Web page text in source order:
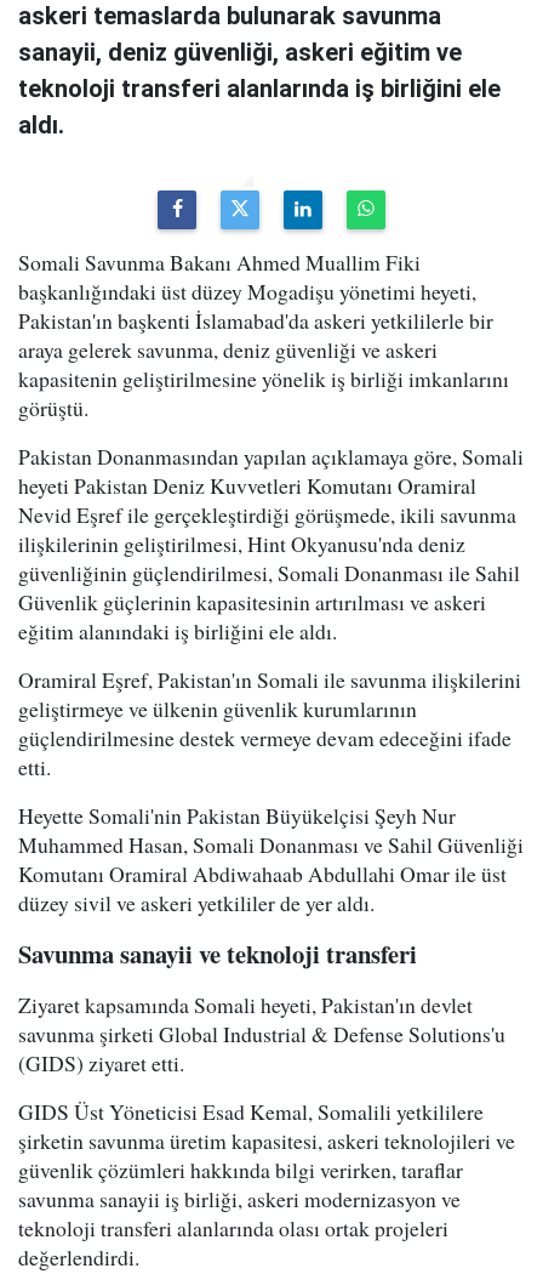
askeri temaslarda bulunarak savunma
sanayii, deniz güvenliği, askeri eğitim ve
teknoloji transferi alanlarında iş birliğini ele
aldı.
Somali Savunma Bakanı Ahmed Muallim Fiki
başkanlığındaki üst düzey Mogadişu yönetimi heyeti,
Pakistan'ın başkenti İslamabad'da askeri yetkililerle bir
araya gelerek savunma, deniz güvenliği ve askeri
kapasitenin geliştirilmesine yönelik iş birliği imkanlarını
görüştü.
Pakistan Donanmasından yapılan açıklamaya göre, Somali
heyeti Pakistan Deniz Kuvvetleri Komutanı Oramiral
Nevid Eşref ile gerçekleştirdiği görüşmede, ikili savunma
ilişkilerinin geliştirilmesi, Hint Okyanusu'nda deniz
güvenliğinin güçlendirilmesi, Somali Donanması ile Sahil
Güvenlik güçlerinin kapasitesinin artırılması ve askeri
eğitim alanındaki iş birliğini ele aldı.
Oramiral Eşref, Pakistan'ın Somali ile savunma ilişkilerini
geliştirmeye ve ülkenin güvenlik kurumlarının
güçlendirilmesine destek vermeye devam edeceğini ifade
etti.
Heyette Somali'nin Pakistan Büyükelçisi Şeyh Nur
Muhammed Hasan, Somali Donanması ve Sahil Güvenliği
Komutanı Oramiral Abdiwahaab Abdullahi Omar ile üst
düzey sivil ve askeri yetkililer de yer aldı.
Savunma sanayii ve teknoloji transferi
Ziyaret kapsamında Somali heyeti, Pakistan'ın devlet
savunma şirketi Global Industrial & Defense Solutions'u
(GIDS) ziyaret etti.
GIDS Üst Yöneticisi Esad Kemal, Somalili yetkililere
şirketin savunma üretim kapasitesi, askeri teknolojileri ve
güvenlik çözümleri hakkında bilgi verirken, taraflar
savunma sanayii iş birliği, askeri modernizasyon ve
teknoloji transferi alanlarında olası ortak projeleri
değerlendirdi.